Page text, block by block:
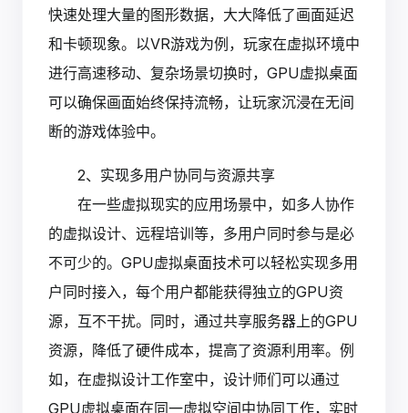
快速处理大量的图形数据，大大降低了画面延迟
和卡顿现象。以VR游戏为例，玩家在虚拟环境中
进行高速移动、复杂场景切换时，GPU虚拟桌面
可以确保画面始终保持流畅，让玩家沉浸在无间
断的游戏体验中。
2、实现多用户协同与资源共享
在一些虚拟现实的应用场景中，如多人协作
的虚拟设计、远程培训等，多用户同时参与是必
不可少的。GPU虚拟桌面技术可以轻松实现多用
户同时接入，每个用户都能获得独立的GPU资
源，互不干扰。同时，通过共享服务器上的GPU
资源，降低了硬件成本，提高了资源利用率。例
如，在虚拟设计工作室中，设计师们可以通过
GPU虚拟桌面在同一虚拟空间中协同工作，实时